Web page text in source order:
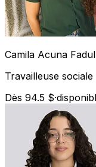
Camila Acuna Fadul
Travailleuse sociale
Dès 94.5 $·